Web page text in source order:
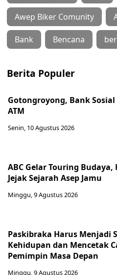
Awep Biker Comunity
Bank Bencana
Berita Populer
Gotongroyong, Bank Sosial
ATM
Senin, 10 Agustus 2026
ABC Gelar Touring Budaya,
Jejak Sejarah Asep Jamu
Minggu, 9 Agustus 2026
Paskibraka Harus Menjadi
Kehidupan dan Mencetak
Pemimpin Masa Depan
Minggu, 9 Agustus 2026